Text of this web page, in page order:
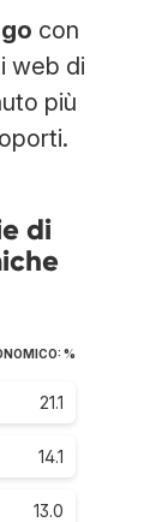
con
web di
più
di
%
21.1
14.1
13.0